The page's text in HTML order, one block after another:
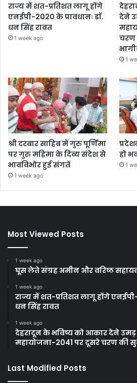
राज्य में शत-प्रतिशत लागू होंगे
एनईपी-2020 के प्रावधानः डाॅ.
धन सिंह रावत
1 week ago
देने
चरण
1
श्री दरबार साहिब में गुरु पूर्णिमा
पर गुरु महिमा के दिव्य संदेश से
भावविभोर हुई संगतें
1 week ago
हो
1
Most Viewed Posts
1 week ago
घूस लेते संग्रह अमीन और वरिष्ठ
1 week ago
राज्य में शत-प्रतिशत लागू होंगे एनईपी-
धन सिंह रावत
1 week ago
देहरादून के भविष्य को आकार देने उमड़
महायोजना-2041 पर दूसरे चरण की
Last Modified Posts